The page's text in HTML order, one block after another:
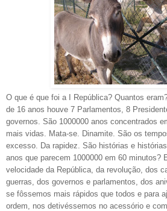
O que é que foi a I República? Quantos
de 16 anos houve 7 Parlamentos, 8
governos. São 1000000 anos concentrados
mais vidas. Mata-se. Dinamite. São os
excesso. Da rapidez. São histórias e
anos que parecem 1000000 em 60 minutos?
velocidade da República, da revolução, dos
guerras, dos governos e parlamentos, dos
se fôssemos mais rápidos que todos e para
ordem, nos detivéssemos no acessório e